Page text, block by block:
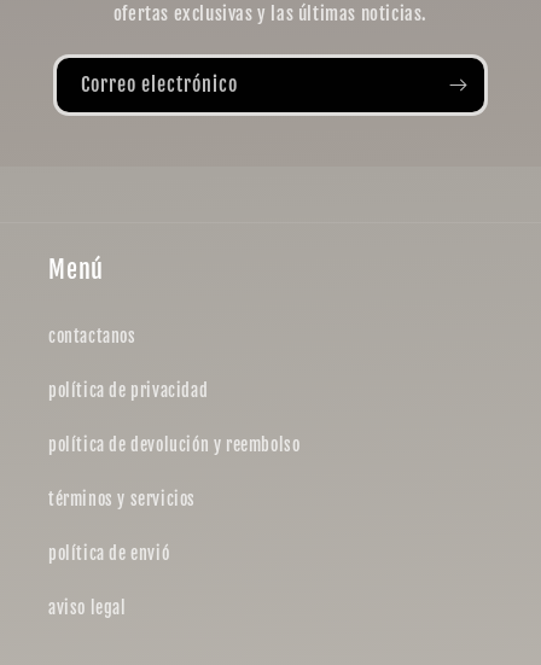
ofertas exclusivas y las últimas noticias.
Correo electrónico
Menú
contactanos
política de privacidad
política de devolución y reembolso
términos y servicios
política de envió
aviso legal